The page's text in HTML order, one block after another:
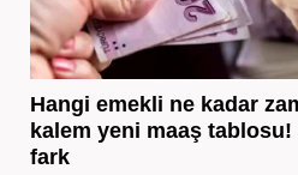
Hangi emekli ne kadar
kalem yeni maaş tablosu!
fark